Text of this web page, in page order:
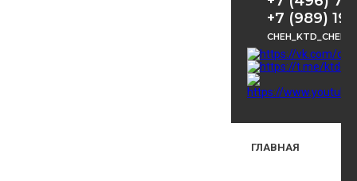
+7 (989)
ГЛАВНАЯ